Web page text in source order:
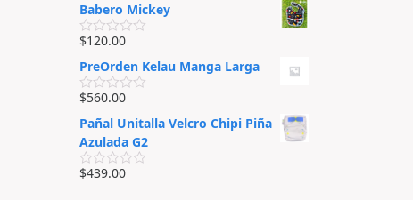
e
n
0
d
e
5
l
o
r
a
d
o
e
n
d
e
5
Babero Mickey
V
l
o
r
a
d
o
e
n
0
d
$120.00
PreOrden Kelau Manga Larga
V
l
o
r
a
d
$560.00
Pañal Unitalla Velcro Chipi Piña
Azulada G2
V
$439.00